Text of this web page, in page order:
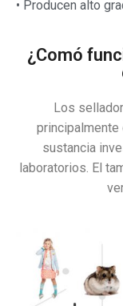
• Producen alto
¿Comó
Los
principalmente
sustancia
laboratorios. El